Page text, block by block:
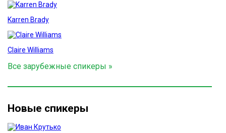
Karren Brady
Claire Williams
Все зарубежные спикеры »
Новые спикеры